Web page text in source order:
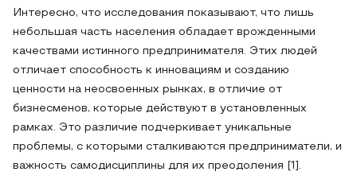
Интересно, что исследования показывают, что лишь
небольшая часть населения обладает врожденными
качествами истинного предпринимателя. Этих людей
отличает способность к инновациям и созданию
ценности на неосвоенных рынках, в отличие от
бизнесменов, которые действуют в установленных
рамках. Это различие подчеркивает уникальные
проблемы, с которыми сталкиваются предприниматели, и
важность самодисциплины для их преодоления [1].